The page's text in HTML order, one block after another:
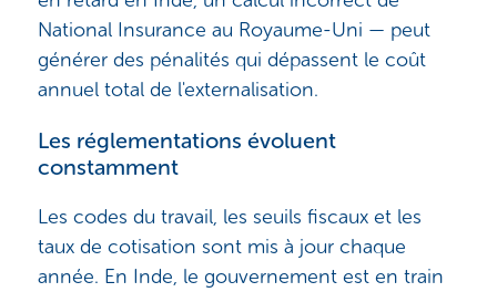
National Insurance au Royaume-Uni — peut
générer des pénalités qui dépassent le coût
annuel total de l'externalisation.
Les réglementations évoluent
constamment
Les codes du travail, les seuils fiscaux et les
taux de cotisation sont mis à jour chaque
année. En Inde, le gouvernement est en train